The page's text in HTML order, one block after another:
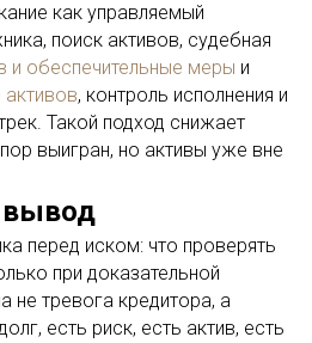
как управляемый
поиск активов, судебная
и обеспечительные меры и
, контроль исполнения и
Такой подход снижает
выигран, но активы уже вне
вывод
перед иском: что проверять
при доказательной
не тревога кредитора, а
есть риск, есть актив, есть